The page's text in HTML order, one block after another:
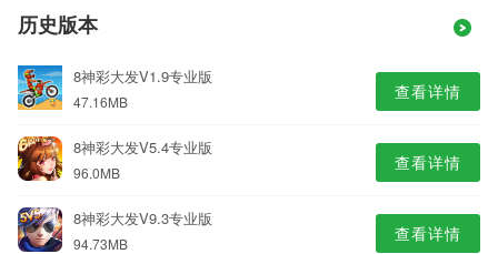
历史版本
8神彩大发V1.9专业版
47.16MB 查看详情
8神彩大发V5.4专业版
96.0MB 查看详情
8神彩大发V9.3专业版
94.73MB 查看详情